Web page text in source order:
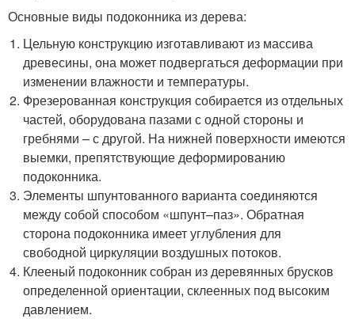
Основные виды подоконника из дерева:
Цельную конструкцию изготавливают из массива
древесины, она может подвергаться деформации при
изменении влажности и температуры.
Фрезерованная конструкция собирается из отдельных
частей, оборудована пазами с одной стороны и
гребнями – с другой. На нижней поверхности имеются
выемки, препятствующие деформированию
подоконника.
Элементы шпунтованного варианта соединяются
между собой способом «шпунт–паз». Обратная
сторона подоконника имеет углубления для
свободной циркуляции воздушных потоков.
Клееный подоконник собран из деревянных брусков
определенной ориентации, склеенных под высоким
давлением.